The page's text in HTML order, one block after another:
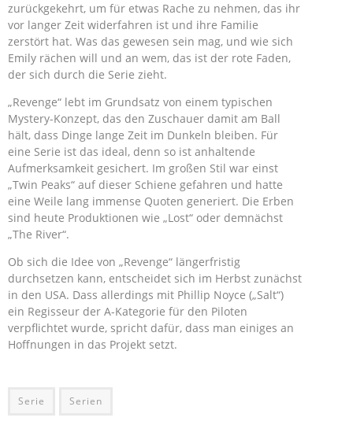
zurückgekehrt, um für etwas Rache zu nehmen, das ihr
vor langer Zeit widerfahren ist und ihre Familie
zerstört hat. Was das gewesen sein mag, und wie sich
Emily rächen will und an wem, das ist der rote Faden,
der sich durch die Serie zieht.
„Revenge“ lebt im Grundsatz von einem typischen
Mystery-Konzept, das den Zuschauer damit am Ball
hält, dass Dinge lange Zeit im Dunkeln bleiben. Für
eine Serie ist das ideal, denn so ist anhaltende
Aufmerksamkeit gesichert. Im großen Stil war einst
„Twin Peaks“ auf dieser Schiene gefahren und hatte
eine Weile lang immense Quoten generiert. Die Erben
sind heute Produktionen wie „Lost“ oder demnächst
„The River“.
Ob sich die Idee von „Revenge“ längerfristig
durchsetzen kann, entscheidet sich im Herbst zunächst
in den USA. Dass allerdings mit Phillip Noyce („Salt“)
ein Regisseur der A-Kategorie für den Piloten
verpflichtet wurde, spricht dafür, dass man einiges an
Hoffnungen in das Projekt setzt.
Serie Serien